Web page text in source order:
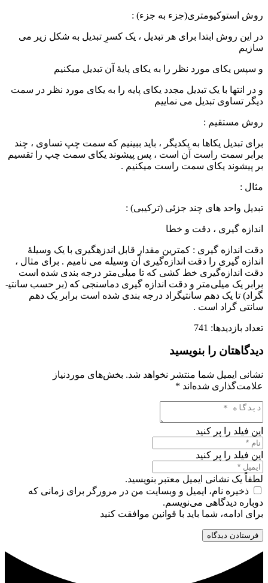
روش استوکیومتری(جزء به جزء) :
در این روش ابتدا برای هر تبدیل ، یک کسرِ تبدیل به شکل زیر می
سازیم
و سپس یکای مورد نظر را به یکای پایۀ آن تبدیل می­کنیم
و در انتها با یک تبدیل مجدد یکای پایه را به یکای مورد نظر در سمت
دیگر تساوی تبدیل می نماییم
روش مستقیم :
برای تبدیل یکاها به یکدیگر ، باید ببینیم که سمت چپ تساوی ، چند
برابر سمت راست آن است ، پس پیشوند یکای سمت چپ را تقسیم
بر پیشوند یکای سمت راست می­کنیم .
مثال :
تبدیل واحد های چند جزئی (ترکیبی) :
اندازه گیری ، دقت و خطا
دقت اندازه گیری : کمترین مقدار قابل اندزه­گیری با یک وسیلۀ
اندازه گیری را دقت اندازه‌­گیری آن وسیله می نامیم . برای مثال ،
دقت اندازه­‌گیری خط کشی که تا میلی­‌متر درجه بندی شده است
برابر یک میلی­‌متر و دقت اندازه گیری دماسنجی که (بر حسب سانتی­
گراد) تا یک دهم سانتی­گراد درجه بندی شده است برابر یک دهم
سانتی گراد است .
تعداد بازدیدها: 741
دیدگاهتان را بنویسید
نشانی ایمیل شما منتشر نخواهد شد. بخش‌های موردنیاز
علامت‌گذاری شده‌اند *
این فیلد را پر کنید
این فیلد را پر کنید
لطفاً یک نشانی ایمیل معتبر بنویسید.
ذخیره نام، ایمیل و وبسایت من در مرورگر برای زمانی که
دوباره دیدگاهی می‌نویسم.
برای ادامه، شما باید با قوانین موافقت کنید
فرستادن دیدگاه